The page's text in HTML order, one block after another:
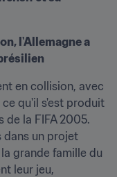
l'Allemagne a
en collision, avec
qu'il s'est produit
de la FIFA 2005.
dans un projet
grande famille du
leur jeu,